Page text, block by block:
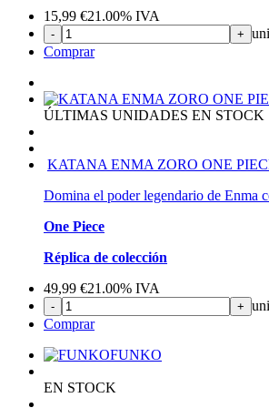
15,99 €21.00% IVA
- +
Comprar
ÚLTIMAS UNIDADES EN STOCK
KATANA ENMA ZORO ONE
Domina el poder legendario de Enma
One Piece
Réplica de colección
49,99 €21.00% IVA
- +
Comprar
FUNKO
EN STOCK